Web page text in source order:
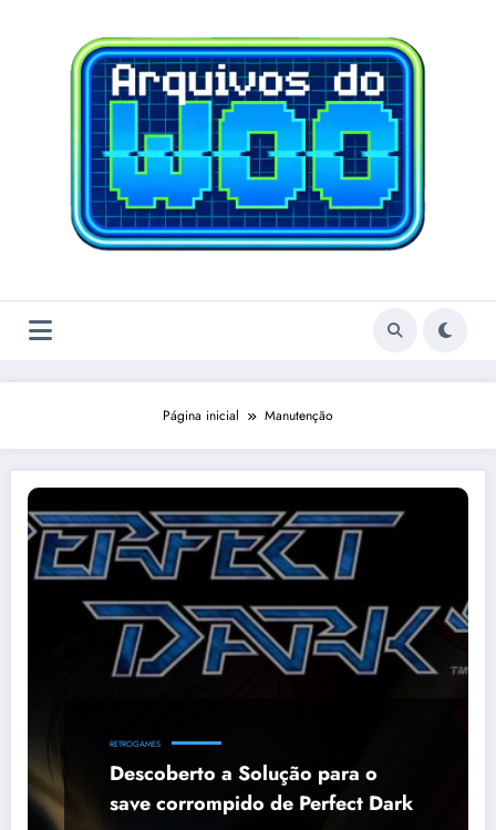
Página inicial Manutenção
RETROGAMES
Descoberto a Solução para o
save corrompido de Perfect Dark